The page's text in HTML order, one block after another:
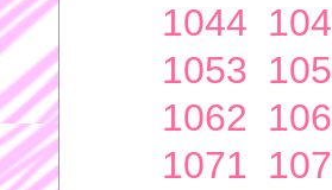
1044
1053
1062
1071